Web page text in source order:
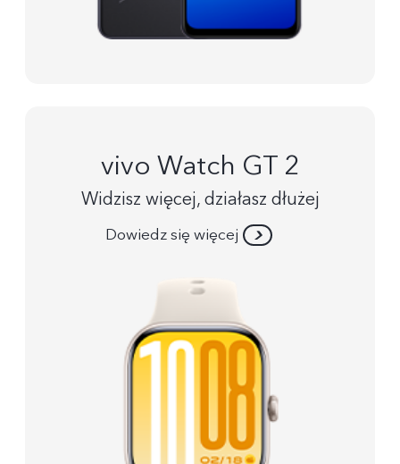
vivo Watch GT 2
Widzisz więcej, działasz dłużej
Dowiedz się więcej